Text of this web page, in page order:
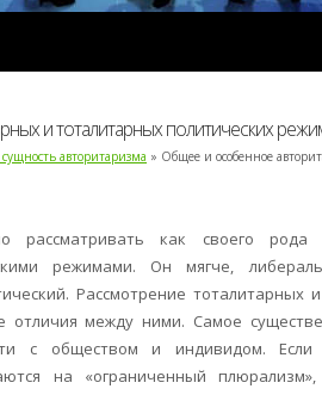
и тоталитарных политических
авторитаризма » Общее и особенное
рассматривать как своего
режимами. Он мягче,
Рассмотрение тоталитарных
отличия между ними. Самое
с обществом и индивидом.
на «ограниченный